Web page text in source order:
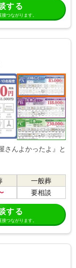
する
つながります。
さんよかったよ』と
一般葬
要相談
する
つながります。